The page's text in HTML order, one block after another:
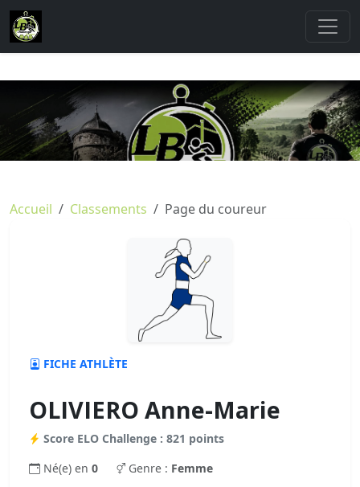
Accueil Classements Page du coureur
FICHE ATHLÈTE
OLIVIERO Anne-Marie
Score ELO Challenge : 821 points
Né(e) en 0 Genre : Femme